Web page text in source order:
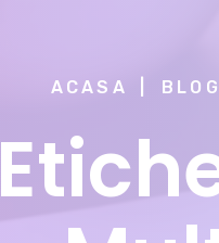
ACASA BLOG